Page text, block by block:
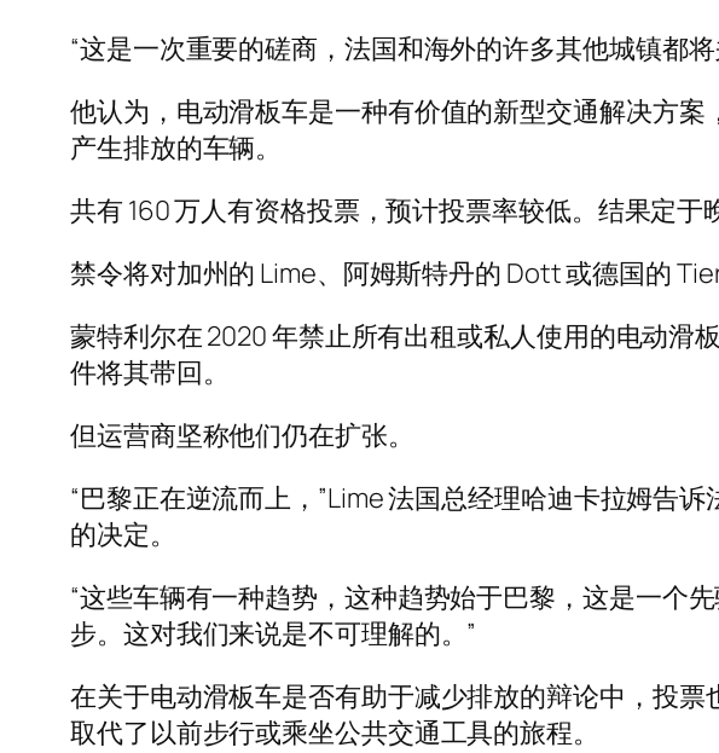
“这是一次重要的磋商，法国和海外的许多其他城镇都将
他认为，电动滑板车是一种有价值的新型交通解决方
产生排放的车辆。
共有 160 万人有资格投票，预计投票率较低。结果定于
禁令将对加州的 Lime、阿姆斯特丹的 Dott 或德国的
蒙特利尔在 2020 年禁止所有出租或私人使用的电动滑
件将其带回。
但运营商坚称他们仍在扩张。
“巴黎正在逆流而上，”Lime 法国总经理哈迪卡拉姆告
的决定。
“这些车辆有一种趋势，这种趋势始于巴黎，这是一个
步。这对我们来说是不可理解的。”
在关于电动滑板车是否有助于减少排放的辩论中，投
取代了以前步行或乘坐公共交通工具的旅程。